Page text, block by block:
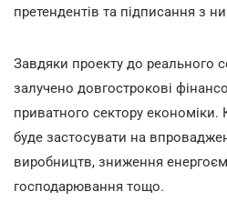
претендентів та підписання з
Завдяки проекту до реального
залучено довгострокові
приватного сектору
буде застосувати на
виробництв, зниження
господарювання тощо.